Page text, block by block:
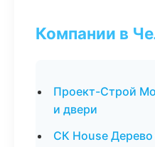
Компании в
Проект-Строй
и двери
СК House